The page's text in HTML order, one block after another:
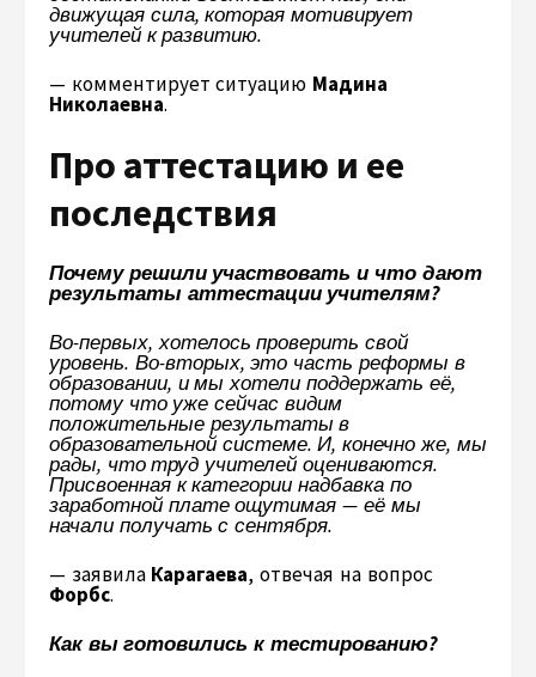
движущая сила, которая мотивирует
учителей к развитию.
— комментирует ситуацию Мадина
Николаевна.
Про аттестацию и ее
последствия
Почему решили участвовать и что дают
результаты аттестации учителям?
Во-первых, хотелось проверить свой
уровень. Во-вторых, это часть реформы в
образовании, и мы хотели поддержать её,
потому что уже сейчас видим
положительные результаты в
образовательной системе. И, конечно же, мы
рады, что труд учителей оцениваются.
Присвоенная к категории надбавка по
заработной плате ощутимая — её мы
начали получать с сентября.
— заявила Карагаева, отвечая на вопрос
Форбс.
Как вы готовились к тестированию?